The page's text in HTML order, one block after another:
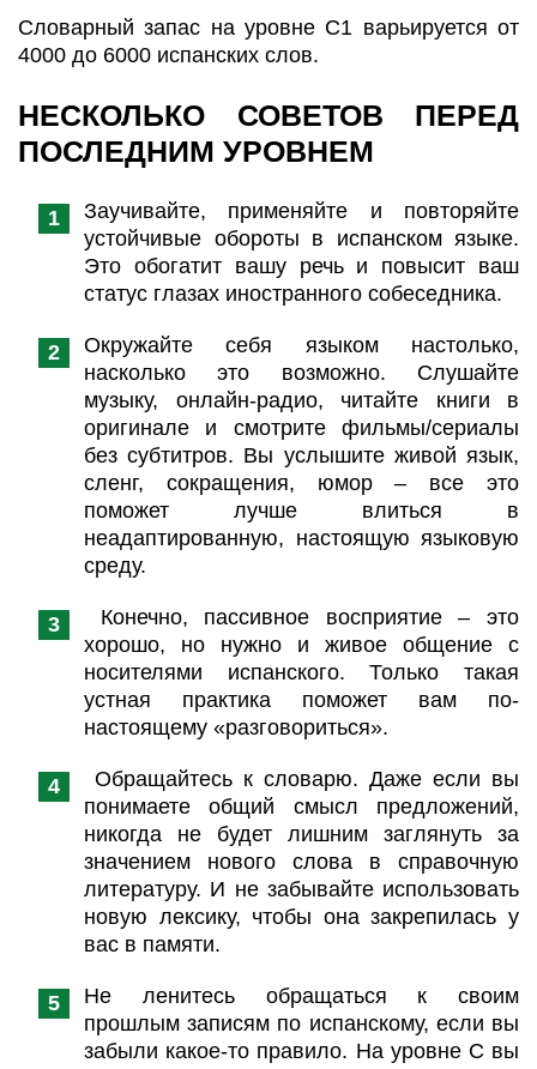
Словарный запас на уровне С1 варьируется от
4000 до 6000 испанских слов.
НЕСКОЛЬКО СОВЕТОВ ПЕРЕД
ПОСЛЕДНИМ УРОВНЕМ
Заучивайте, применяйте и повторяйте
устойчивые обороты в испанском языке.
Это обогатит вашу речь и повысит ваш
статус глазах иностранного собеседника.
Окружайте себя языком настолько,
насколько это возможно. Слушайте
музыку, онлайн-радио, читайте книги в
оригинале и смотрите фильмы/сериалы
без субтитров. Вы услышите живой язык,
сленг, сокращения, юмор – все это
поможет лучше влиться в
неадаптированную, настоящую языковую
среду.
Конечно, пассивное восприятие – это
хорошо, но нужно и живое общение с
носителями испанского. Только такая
устная практика поможет вам по-
настоящему «разговориться».
Обращайтесь к словарю. Даже если вы
понимаете общий смысл предложений,
никогда не будет лишним заглянуть за
значением нового слова в справочную
литературу. И не забывайте использовать
новую лексику, чтобы она закрепилась у
вас в памяти.
Не ленитесь обращаться к своим
прошлым записям по испанскому, если вы
забыли какое-то правило. На уровне С вы